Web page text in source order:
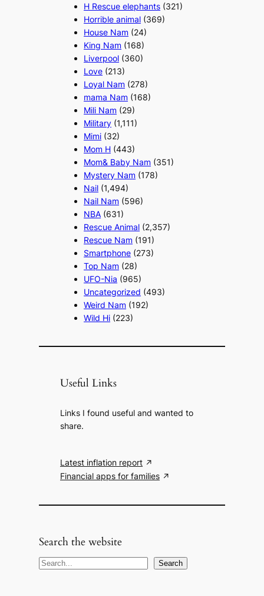
H Rescue elephants (321)
Horrible animal (369)
House Nam (24)
King Nam (168)
Liverpool (360)
Love (213)
Loyal Nam (278)
mama Nam (168)
Mili Nam (29)
Military (1,111)
Mimi (32)
Mom H (443)
Mom& Baby Nam (351)
Mystery Nam (178)
Nail (1,494)
Nail Nam (596)
NBA (631)
Rescue Animal (2,357)
Rescue Nam (191)
Smartphone (273)
Top Nam (28)
UFO-Nia (965)
Uncategorized (493)
Weird Nam (192)
Wild Hi (223)
Useful Links
Links I found useful and wanted to
share.
Latest inflation report
Financial apps for families
Search the website
S
Search